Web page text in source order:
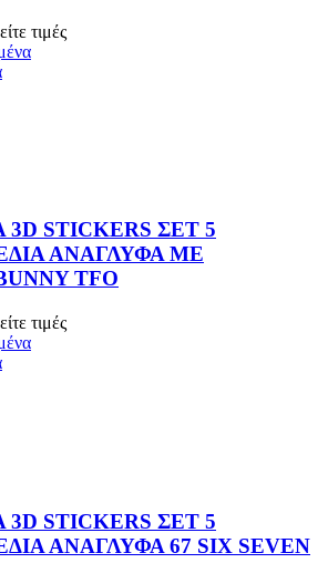
τιμές
STICKERS ΣΕΤ 5
ΑΝΑΓΛΥΦΑ ΜΕ
TFO
τιμές
STICKERS ΣΕΤ 5
ΑΝΑΓΛΥΦΑ 67 SIX SEVEN